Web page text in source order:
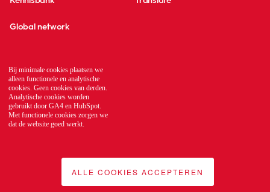
Bij minimale cookies plaatsen we
alleen functionele en analytische
cookies. Geen cookies van derden.
Analytische cookies worden
gebruikt door GA4 en HubSpot.
Met functionele cookies zorgen we
dat de website goed werkt.
ALLE COOKIES ACCEPTEREN
Global network